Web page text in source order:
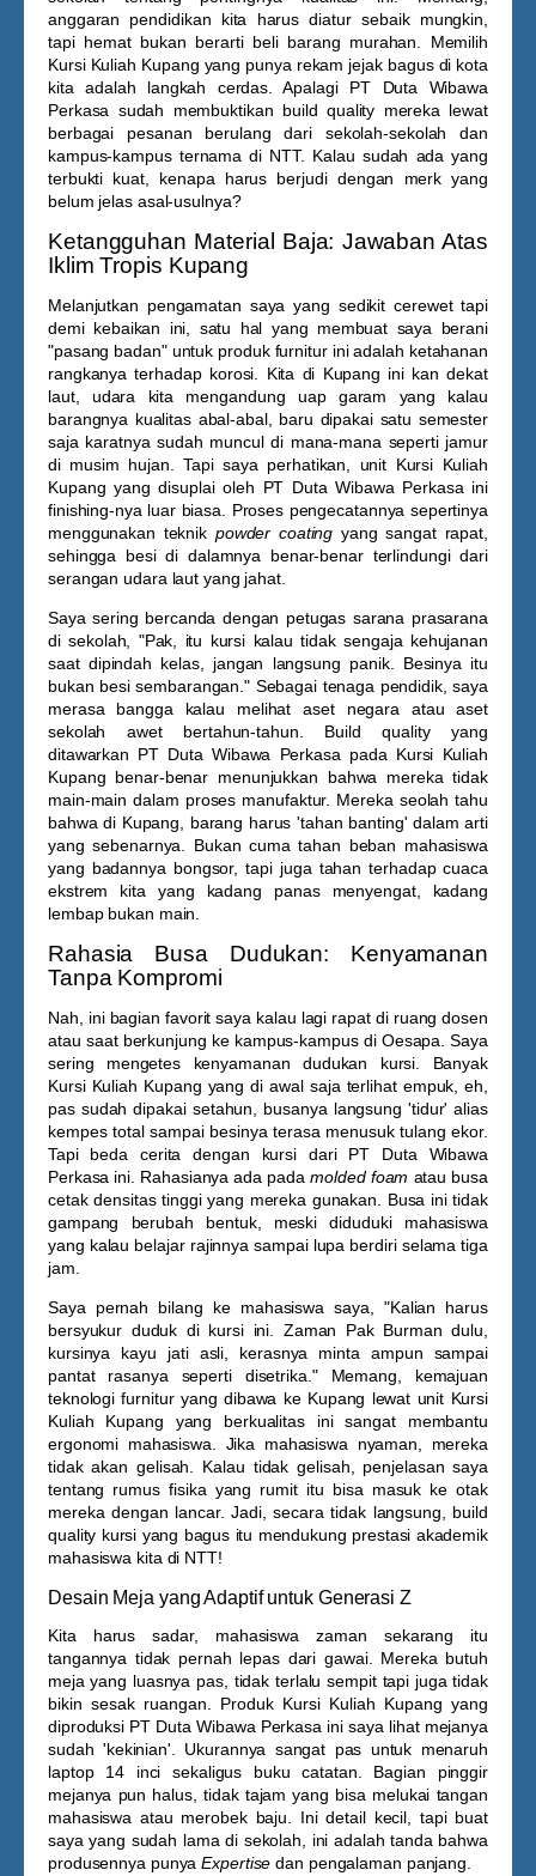
anggaran pendidikan kita harus diatur sebaik mungkin,
tapi hemat bukan berarti beli barang murahan. Memilih
Kursi Kuliah Kupang yang punya rekam jejak bagus di kota
kita adalah langkah cerdas. Apalagi PT Duta Wibawa
Perkasa sudah membuktikan build quality mereka lewat
berbagai pesanan berulang dari sekolah-sekolah dan
kampus-kampus ternama di NTT. Kalau sudah ada yang
terbukti kuat, kenapa harus berjudi dengan merk yang
belum jelas asal-usulnya?
Ketangguhan Material Baja: Jawaban Atas
Iklim Tropis Kupang
Melanjutkan pengamatan saya yang sedikit cerewet tapi
demi kebaikan ini, satu hal yang membuat saya berani
"pasang badan" untuk produk furnitur ini adalah ketahanan
rangkanya terhadap korosi. Kita di Kupang ini kan dekat
laut, udara kita mengandung uap garam yang kalau
barangnya kualitas abal-abal, baru dipakai satu semester
saja karatnya sudah muncul di mana-mana seperti jamur
di musim hujan. Tapi saya perhatikan, unit Kursi Kuliah
Kupang yang disuplai oleh PT Duta Wibawa Perkasa ini
finishing-nya luar biasa. Proses pengecatannya sepertinya
menggunakan teknik powder coating yang sangat rapat,
sehingga besi di dalamnya benar-benar terlindungi dari
serangan udara laut yang jahat.
Saya sering bercanda dengan petugas sarana prasarana
di sekolah, "Pak, itu kursi kalau tidak sengaja kehujanan
saat dipindah kelas, jangan langsung panik. Besinya itu
bukan besi sembarangan." Sebagai tenaga pendidik, saya
merasa bangga kalau melihat aset negara atau aset
sekolah awet bertahun-tahun. Build quality yang
ditawarkan PT Duta Wibawa Perkasa pada Kursi Kuliah
Kupang benar-benar menunjukkan bahwa mereka tidak
main-main dalam proses manufaktur. Mereka seolah tahu
bahwa di Kupang, barang harus 'tahan banting' dalam arti
yang sebenarnya. Bukan cuma tahan beban mahasiswa
yang badannya bongsor, tapi juga tahan terhadap cuaca
ekstrem kita yang kadang panas menyengat, kadang
lembap bukan main.
Rahasia Busa Dudukan: Kenyamanan
Tanpa Kompromi
Nah, ini bagian favorit saya kalau lagi rapat di ruang dosen
atau saat berkunjung ke kampus-kampus di Oesapa. Saya
sering mengetes kenyamanan dudukan kursi. Banyak
Kursi Kuliah Kupang yang di awal saja terlihat empuk, eh,
pas sudah dipakai setahun, busanya langsung 'tidur' alias
kempes total sampai besinya terasa menusuk tulang ekor.
Tapi beda cerita dengan kursi dari PT Duta Wibawa
Perkasa ini. Rahasianya ada padamolded foam atau busa
cetak densitas tinggi yang mereka gunakan. Busa ini tidak
gampang berubah bentuk, meski diduduki mahasiswa
yang kalau belajar rajinnya sampai lupa berdiri selama tiga
jam.
Saya pernah bilang ke mahasiswa saya, "Kalian harus
bersyukur duduk di kursi ini. Zaman Pak Burman dulu,
kursinya kayu jati asli, kerasnya minta ampun sampai
pantat rasanya seperti disetrika." Memang, kemajuan
teknologi furnitur yang dibawa ke Kupang lewat unit Kursi
Kuliah Kupang yang berkualitas ini sangat membantu
ergonomi mahasiswa. Jika mahasiswa nyaman, mereka
tidak akan gelisah. Kalau tidak gelisah, penjelasan saya
tentang rumus fisika yang rumit itu bisa masuk ke otak
mereka dengan lancar. Jadi, secara tidak langsung, build
quality kursi yang bagus itu mendukung prestasi akademik
mahasiswa kita di NTT!
Desain Meja yang Adaptif untuk Generasi Z
Kita harus sadar, mahasiswa zaman sekarang itu
tangannya tidak pernah lepas dari gawai. Mereka butuh
meja yang luasnya pas, tidak terlalu sempit tapi juga tidak
bikin sesak ruangan. Produk Kursi Kuliah Kupang yang
diproduksi PT Duta Wibawa Perkasa ini saya lihat mejanya
sudah 'kekinian'. Ukurannya sangat pas untuk menaruh
laptop 14 inci sekaligus buku catatan. Bagian pinggir
mejanya pun halus, tidak tajam yang bisa melukai tangan
mahasiswa atau merobek baju. Ini detail kecil, tapi buat
saya yang sudah lama di sekolah, ini adalah tanda bahwa
produsennya punyaExpertise dan pengalaman panjang.